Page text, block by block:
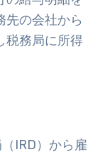
先の会社から
税務局に所得
IRD）から雇